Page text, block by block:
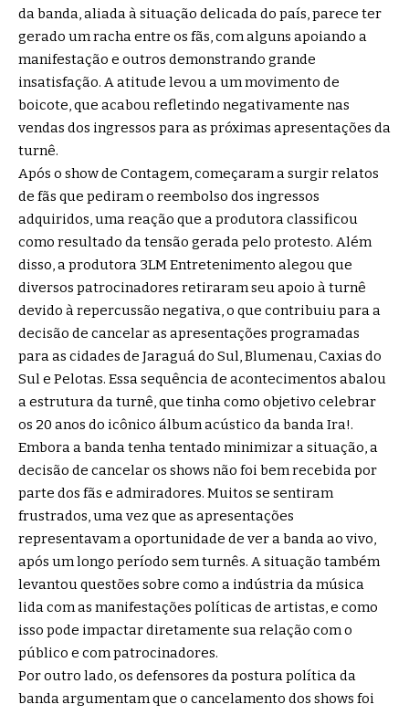
da banda, aliada à situação delicada do país, parece ter
gerado um racha entre os fãs, com alguns apoiando a
manifestação e outros demonstrando grande
insatisfação. A atitude levou a um movimento de
boicote, que acabou refletindo negativamente nas
vendas dos ingressos para as próximas apresentações da
turnê.
Após o show de Contagem, começaram a surgir relatos
de fãs que pediram o reembolso dos ingressos
adquiridos, uma reação que a produtora classificou
como resultado da tensão gerada pelo protesto. Além
disso, a produtora 3LM Entretenimento alegou que
diversos patrocinadores retiraram seu apoio à turnê
devido à repercussão negativa, o que contribuiu para a
decisão de cancelar as apresentações programadas
para as cidades de Jaraguá do Sul, Blumenau, Caxias do
Sul e Pelotas. Essa sequência de acontecimentos abalou
a estrutura da turnê, que tinha como objetivo celebrar
os 20 anos do icônico álbum acústico da banda Ira!.
Embora a banda tenha tentado minimizar a situação, a
decisão de cancelar os shows não foi bem recebida por
parte dos fãs e admiradores. Muitos se sentiram
frustrados, uma vez que as apresentações
representavam a oportunidade de ver a banda ao vivo,
após um longo período sem turnês. A situação também
levantou questões sobre como a indústria da música
lida com as manifestações políticas de artistas, e como
isso pode impactar diretamente sua relação com o
público e com patrocinadores.
Por outro lado, os defensores da postura política da
banda argumentam que o cancelamento dos shows foi